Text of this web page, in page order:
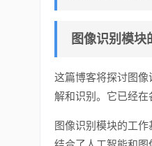
图像识别模块
这篇博客将探讨图
解和识别。它已经在
图像识别模块的工